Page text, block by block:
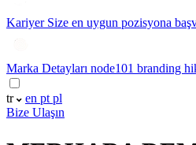
Kariyer Size en uygun pozisyona
Marka Detayları node101 branding
tr en pt pl
Bize Ulaşın